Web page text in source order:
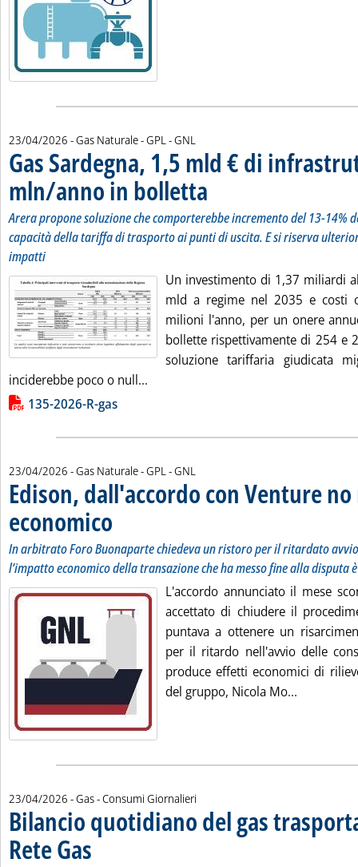
23/04/2026 - Gas Naturale - GPL - GNL
Gas Sardegna, 1,5 mld € di
mln/anno in bolletta
Arera propone soluzione che comporterebbe incremento del 13-14%
capacità della tariffa di trasporto ai punti di uscita. E si riserva
impatti
Un investimento di 1,37 miliardi
mld a regime nel 2035 e costi
milioni l'anno, per un onere
bollette rispettivamente di 254 e
soluzione tariffaria giudicata
inciderebbe poco o null...
Lista allegati PDF alla notizia
135-2026-R-gas
23/04/2026 - Gas Naturale - GPL - GNL
Edison, dall'accordo con Venture
economico
In arbitrato Foro Buonaparte chiedeva un ristoro per il ritardato
l’impatto economico della transazione che ha messo fine alla disputa
L'accordo annunciato il mese
accettato di chiudere il
puntava a ottenere un
per il ritardo nell'avvio delle
produce effetti economici di
del gruppo, Nicola Mo...
23/04/2026 - Gas - Consumi Giornalieri
Bilancio quotidiano del gas
Rete Gas . Sottotitolo: Preconsuntivo del giorno 22 aprile 2026
. Pubblicata giovedì 23 aprile 2026 alle 11.19.